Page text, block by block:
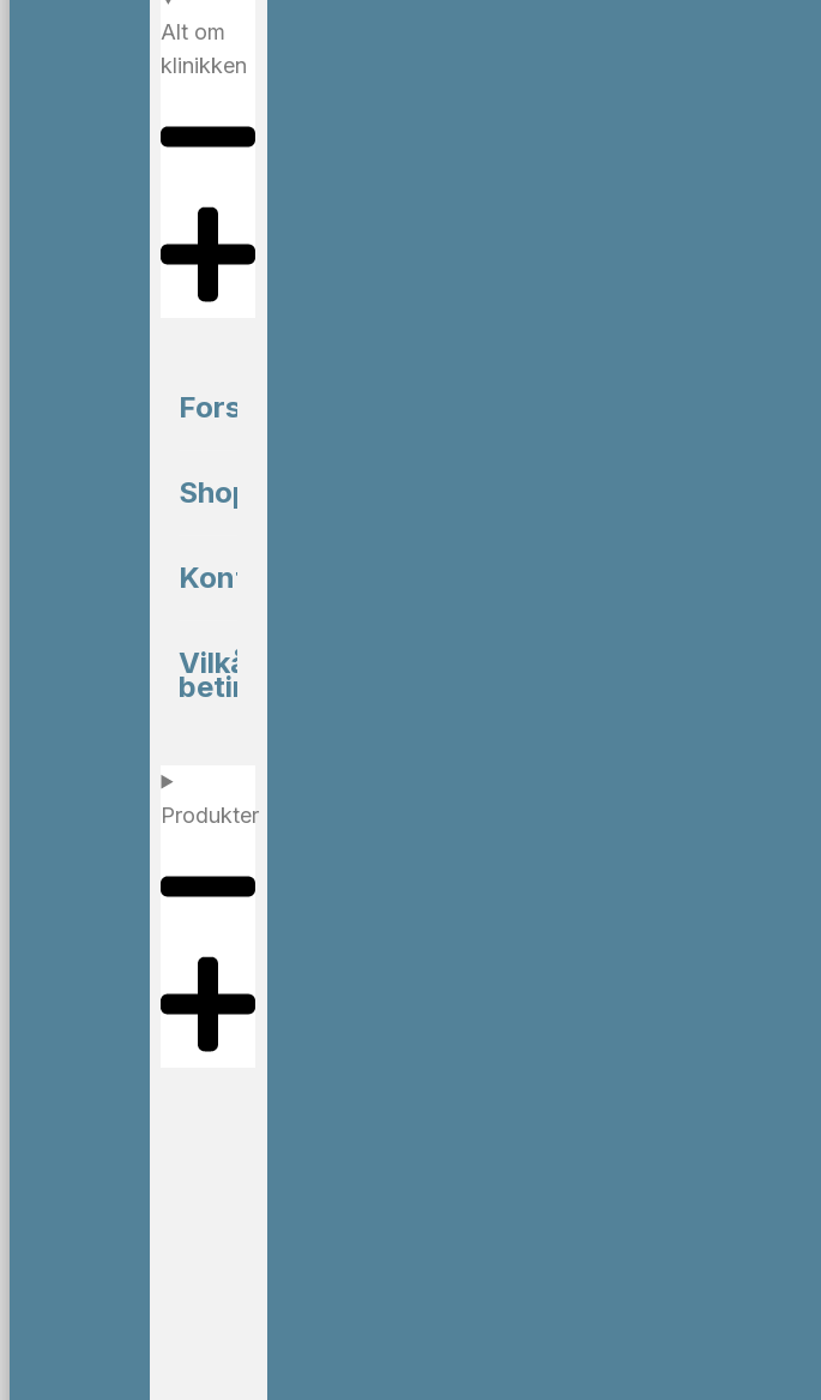
Alt om
klinikken
Forside
Shop
Kontakt
Vilkår og
betingelser
Produkter